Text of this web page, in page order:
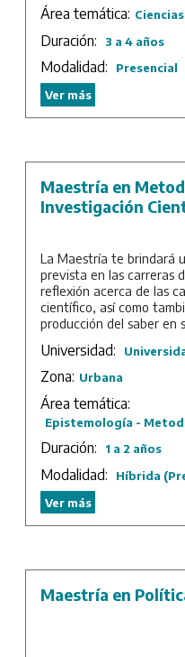
Área temática:
Duración: 3 a 4 años
Modalidad:
Presencial
Ver más
Maestría en
Investigación
La Maestría te brindará
prevista en las carreras
reflexión acerca de las
científico, así como
producción del saber en
Duración: 2 años.
Universidad:
Zona: Urbana
Área temática:
Epistemología -
Duración: 1 a 2 años
Modalidad:
Híbrida
Ver más
Maestría en